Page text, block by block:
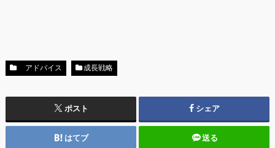
アドバイス 成長戦略
ポスト シェア
はてブ 送る